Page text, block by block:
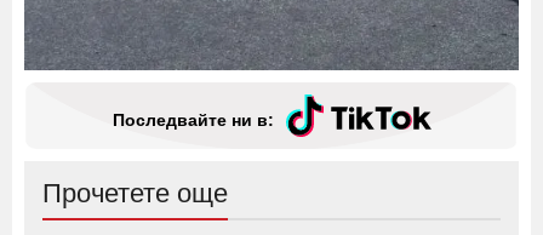
Последвайте ни в:
Прочетете още